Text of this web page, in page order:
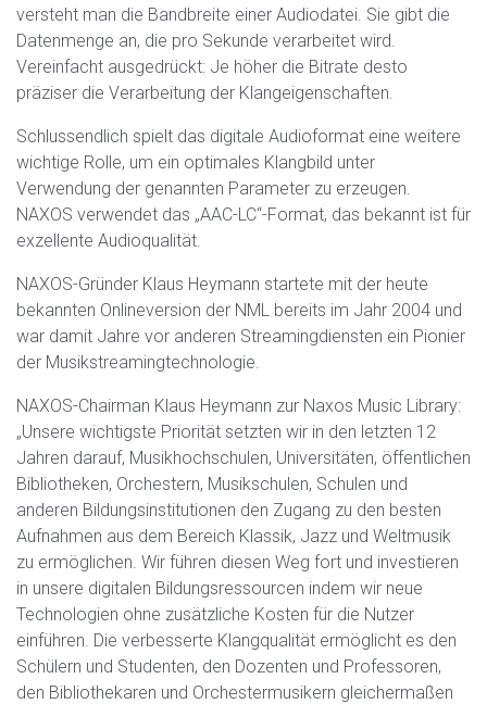
versteht man die Bandbreite einer Audiodatei. Sie gibt die
Datenmenge an, die pro Sekunde verarbeitet wird.
Vereinfacht ausgedrückt: Je höher die Bitrate desto
präziser die Verarbeitung der Klangeigenschaften.
Schlussendlich spielt das digitale Audioformat eine weitere
wichtige Rolle, um ein optimales Klangbild unter
Verwendung der genannten Parameter zu erzeugen.
NAXOS verwendet das „AAC-LC“-Format, das bekannt ist für
exzellente Audioqualität.
NAXOS-Gründer Klaus Heymann startete mit der heute
bekannten Onlineversion der NML bereits im Jahr 2004 und
war damit Jahre vor anderen Streamingdiensten ein Pionier
der Musikstreamingtechnologie.
NAXOS-Chairman Klaus Heymann zur Naxos Music Library:
„Unsere wichtigste Priorität setzten wir in den letzten 12
Jahren darauf, Musikhochschulen, Universitäten, öffentlichen
Bibliotheken, Orchestern, Musikschulen, Schulen und
anderen Bildungsinstitutionen den Zugang zu den besten
Aufnahmen aus dem Bereich Klassik, Jazz und Weltmusik
zu ermöglichen. Wir führen diesen Weg fort und investieren
in unsere digitalen Bildungsressourcen indem wir neue
Technologien ohne zusätzliche Kosten für die Nutzer
einführen. Die verbesserte Klangqualität ermöglicht es den
Schülern und Studenten, den Dozenten und Professoren,
den Bibliothekaren und Orchestermusikern gleichermaßen